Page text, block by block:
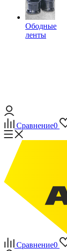
Ободные
ленты
Сравнение0
Сравнение0